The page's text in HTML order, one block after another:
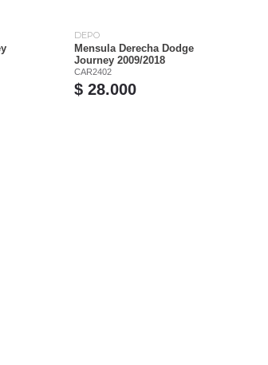
DEPO
Mensula Derecha Dodge
Journey 2009/2018
CAR2402
$ 28.000